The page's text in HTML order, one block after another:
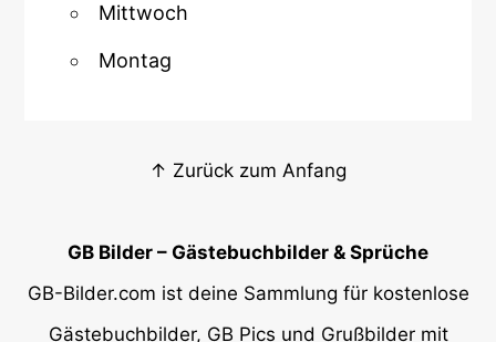
Mittwoch
Montag
↑ Zurück zum Anfang
GB Bilder – Gästebuchbilder & Sprüche
GB-Bilder.com ist deine Sammlung für kostenlose
Gästebuchbilder, GB Pics und Grußbilder mit